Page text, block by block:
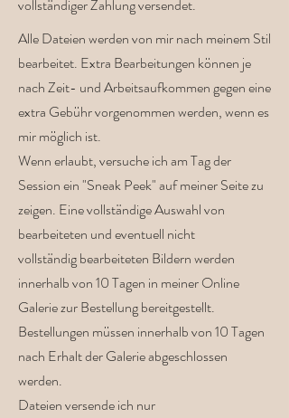
vollständiger Zahlung versendet.
Alle Dateien werden von mir nach meinem Stil
bearbeitet. Extra Bearbeitungen können je
nach Zeit- und Arbeitsaufkommen gegen eine
extra Gebühr vorgenommen werden, wenn es
mir möglich ist.
Wenn erlaubt, versuche ich am Tag der
Session ein "Sneak Peek" auf meiner Seite zu
zeigen. Eine vollständige Auswahl von
bearbeiteten und eventuell nicht
vollständig bearbeiteten Bildern werden
innerhalb von 10 Tagen in meiner Online
Galerie zur Bestellung bereitgestellt.
Bestellungen müssen innerhalb von 10 Tagen
nach Erhalt der Galerie abgeschlossen
werden.
Dateien versende ich nur